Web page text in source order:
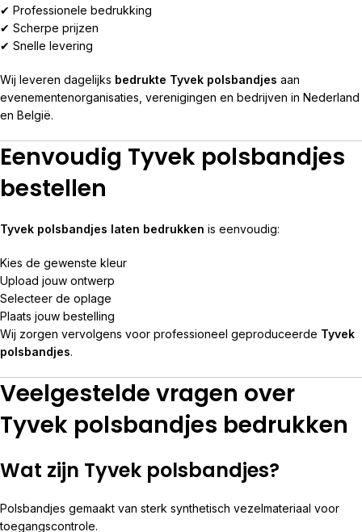
✔ Professionele bedrukking
✔ Scherpe prijzen
✔ Snelle levering
Wij leveren dagelijks bedrukte Tyvek polsbandjes aan
evenementenorganisaties, verenigingen en bedrijven in Nederland
en België.
Eenvoudig Tyvek polsbandjes
bestellen
Tyvek polsbandjes laten bedrukken is eenvoudig:
Kies de gewenste kleur
Upload jouw ontwerp
Selecteer de oplage
Plaats jouw bestelling
Wij zorgen vervolgens voor professioneel geproduceerde Tyvek
polsbandjes.
Veelgestelde vragen over
Tyvek polsbandjes bedrukken
Wat zijn Tyvek polsbandjes?
Polsbandjes gemaakt van sterk synthetisch vezelmateriaal voor
toegangscontrole.